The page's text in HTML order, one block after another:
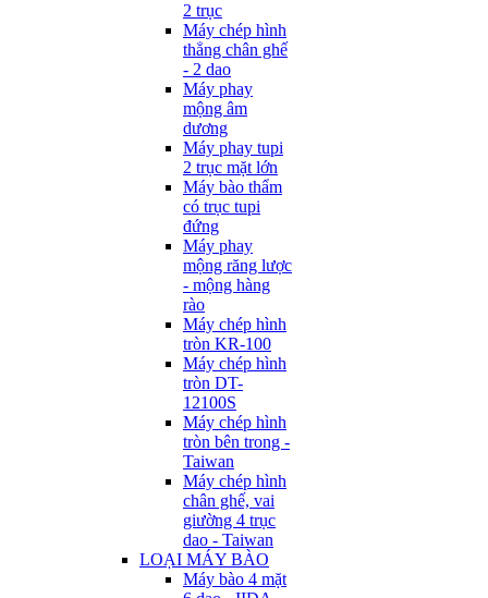
2 trục
Máy chép hình
thẳng chân ghế
- 2 dao
Máy phay
mộng âm
dương
Máy phay tupi
2 trục mặt lớn
Máy bào thẩm
có trục tupi
đứng
Máy phay
mộng răng lược
- mộng hàng
rào
Máy chép hình
tròn KR-100
Máy chép hình
tròn DT-
12100S
Máy chép hình
tròn bên trong -
Taiwan
Máy chép hình
chân ghế, vai
giường 4 trục
dao - Taiwan
LOẠI MÁY BÀO
Máy bào 4 mặt